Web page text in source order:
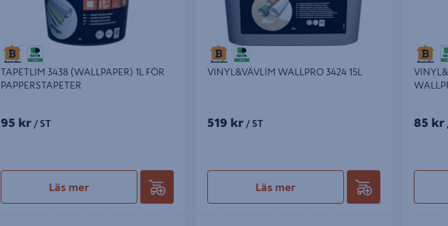
TAPETLIM 3438 (WALLPAPER) 1L FÖR
PAPPERSTAPETER
95 kr / ST
Läs mer
VINYL&VÄVLIM WALLPRO 3424 15L
519 kr / ST
Läs mer
85 kr